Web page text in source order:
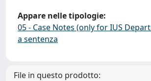
Appare nelle tipologie:
05 - Case Notes (only for IUS
a sentenza
File in questo prodotto: